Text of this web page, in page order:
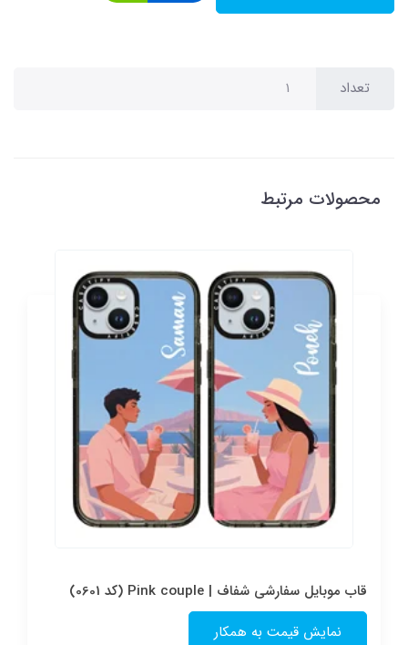
تعداد
محصولات مرتبط
قاب موبایل سفارشی شفاف | Pink couple (کد 0601)
نمایش قیمت به همکار